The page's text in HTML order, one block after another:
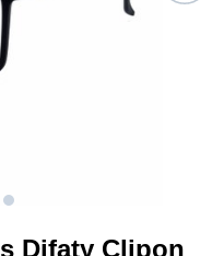
Difaty Clipon